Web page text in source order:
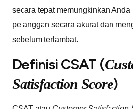
secara tepat memungkinkan Anda
pelanggan secara akurat dan
sebelum terlambat.
Definisi CSAT (
Satisfaction Score)